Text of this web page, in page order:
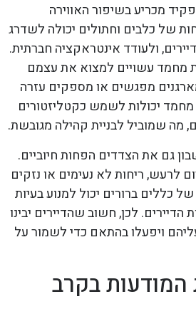
מכריע בשיפור האווירה
של כלבים וחתולים יכולה לשדרג
ולעודד אינטראקציה חברתית.
מחמד עשויים למצוא את עצמם
מפגשים או מספקים עזרה
יכולות לשמש כקטליזטורים
מה שמוביל לבניית קהילה מגובשת.
גם את הצדדים הפחות חיוביים.
לרעש, ריחות לא נעימים או נזקים
של כללים ברורים יכול למנוע בעיות
לכן, חשוב שהדיירים יבינו
ויפעלו בהתאם כדי לשמור על
המודעות בקרב